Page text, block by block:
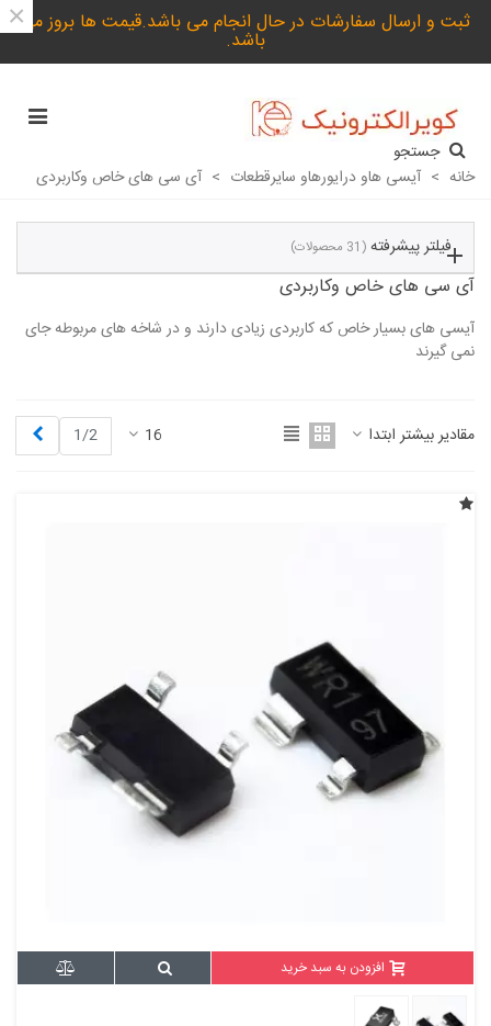
ثبت و ارسال سفارشات در حال انجام می باشد.قیمت ها بروز می
باشد.
×
جستجو
خانه > آیسی هاو درایورهاو سایرقطعات > آی سی های خاص وکاربردی
فیلتر پیشرفته (31 محصولات)
آی سی های خاص وکاربردی
آیسی های بسیار خاص که کاربردی زیادی دارند و در شاخه های مربوطه جای
نمی گیرند
مقادیر بیشتر ابتدا
16
1/2
افزودن به سبد خرید